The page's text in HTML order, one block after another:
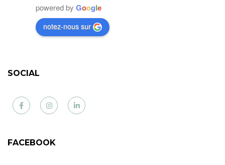
powered by Google
notez-nous sur
SOCIAL
Facebook Instagram LinkedIn
FACEBOOK